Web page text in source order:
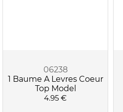
06238
1 Baume A Levres Coeur
Top Model
4.95 €